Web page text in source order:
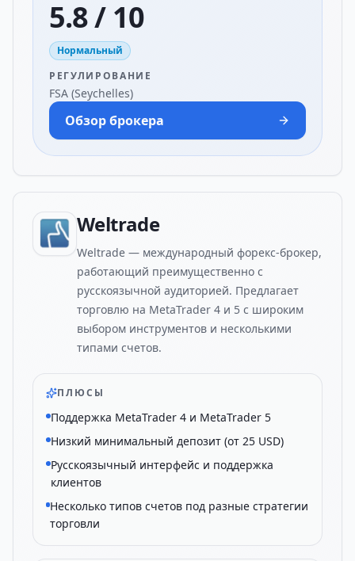
5.8 / 10
Нормальный
РЕГУЛИРОВАНИЕ
FSA (Seychelles)
Обзор брокера
Weltrade
Weltrade — международный форекс-брокер,
работающий преимущественно с
русскоязычной аудиторией. Предлагает
торговлю на MetaTrader 4 и 5 с широким
выбором инструментов и несколькими
типами счетов.
ПЛЮСЫ
Поддержка MetaTrader 4 и MetaTrader 5
Низкий минимальный депозит (от 25 USD)
Русскоязычный интерфейс и поддержка
клиентов
Несколько типов счетов под разные стратегии
торговли